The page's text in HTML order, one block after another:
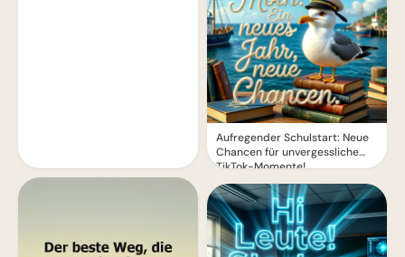
Aufregender Schulstart: Neue
Chancen für unvergessliche
TikTok-Momente!